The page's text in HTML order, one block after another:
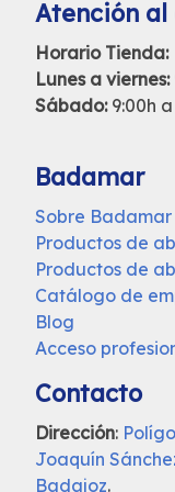
Atención
Horario Tienda:
Lunes a viernes:
Sábado: 9:00h
Badamar
Sobre Badamar
Productos de
Productos de
Catálogo de
Blog
Acceso
Contacto
Dirección:
Joaquín
Badajoz.